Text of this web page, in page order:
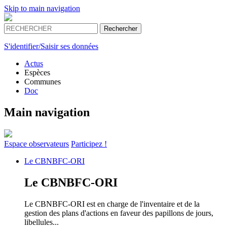
Skip to main navigation
S'identifier/Saisir ses données
Actus
Espèces
Communes
Doc
Main navigation
Espace observateurs Participez !
Le CBNBFC-ORI
Le CBNBFC-ORI
Le CBNBFC-ORI est en charge de l'inventaire et de la
gestion des plans d'actions en faveur des papillons de jours,
libellules...